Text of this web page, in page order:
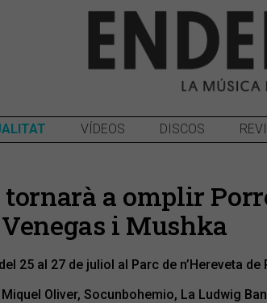
VÍDEOS DISCOS
a omplir
i Mushka
25 al 27 de juliol al Parc de n’Hereveta de
Oliver, Socunbohemio, La Ludwig